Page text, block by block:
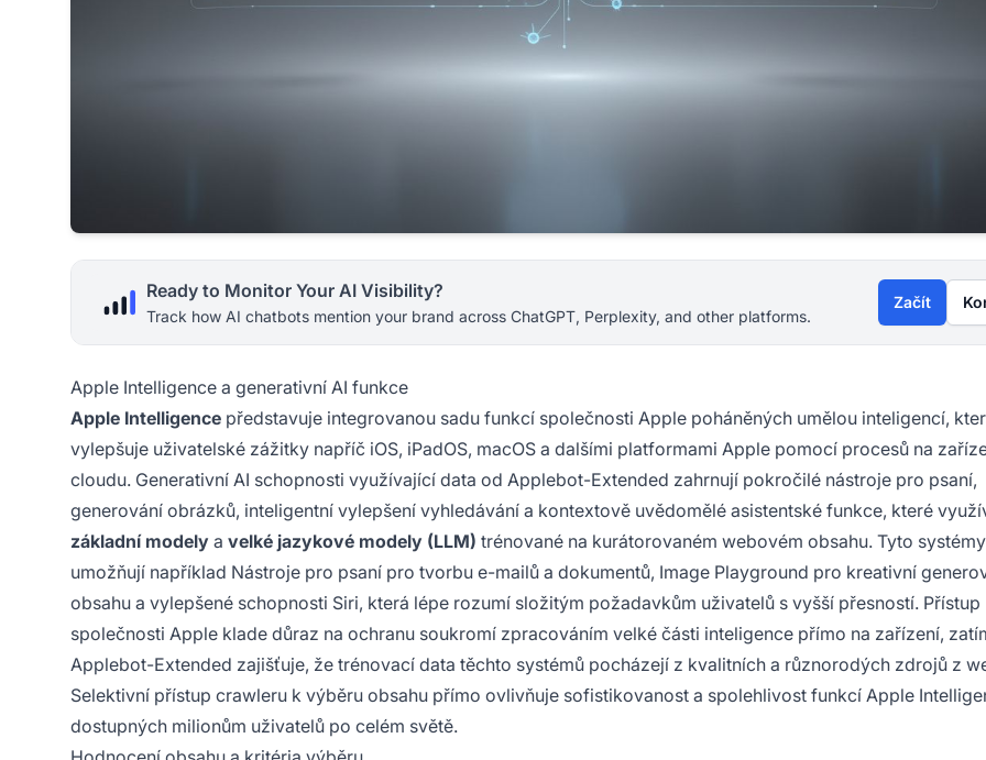
Ready to Monitor Your AI Visibility?
Track how AI chatbots mention your brand across ChatGPT, Perplexity, and other platforms.
Začít
Apple Intelligence a generativní AI funkce
Apple Intelligence představuje integrovanou sadu funkcí společnosti Apple poháněných umělou inteligencí,
vylepšuje uživatelské zážitky napříč iOS, iPadOS, macOS a dalšími platformami Apple pomocí procesů na
cloudu. Generativní AI schopnosti využívající data od Applebot-Extended zahrnují pokročilé nástroje pro psaní,
generování obrázků, inteligentní vylepšení vyhledávání a kontextově uvědomělé asistentské funkce, které
základní modely a velké jazykové modely (LLM) trénované na kurátorovaném webovém obsahu. Tyto systémy
umožňují například Nástroje pro psaní pro tvorbu e-mailů a dokumentů, Image Playground pro kreativní
obsahu a vylepšené schopnosti Siri, která lépe rozumí složitým požadavkům uživatelů s vyšší přesností. Přístup
společnosti Apple klade důraz na ochranu soukromí zpracováním velké části inteligence přímo na zařízení,
Applebot-Extended zajišťuje, že trénovací data těchto systémů pocházejí z kvalitních a různorodých zdrojů z
Selektivní přístup crawleru k výběru obsahu přímo ovlivňuje sofistikovanost a spolehlivost funkcí Apple
dostupných milionům uživatelů po celém světě.